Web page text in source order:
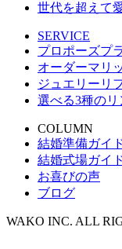
世代を超えて
SERVICE
プロポーズプ
オーダーマリ
ジュエリーリ
選べる3種のリ
COLUMN
結婚準備ガイ
結婚式場ガイ
お喜びの声
ブログ
WAKO INC. ALL